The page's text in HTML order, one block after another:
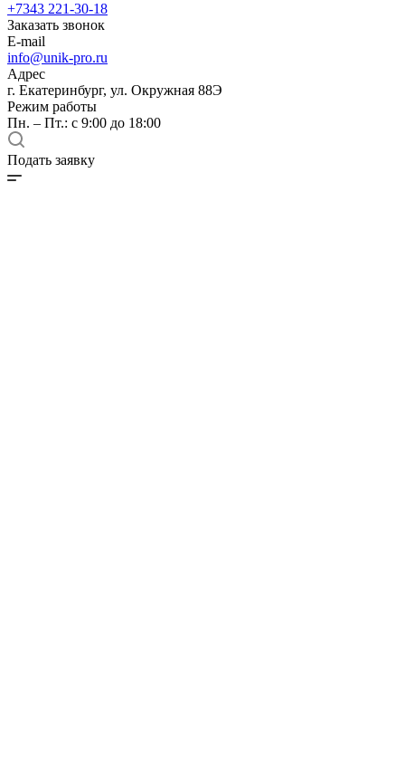
+7343 221-30-18
Заказать звонок
E-mail
info@unik-pro.ru
Адрес
г. Екатеринбург, ул. Окружная 88Э
Режим работы
Пн. – Пт.: с 9:00 до 18:00
Подать заявку